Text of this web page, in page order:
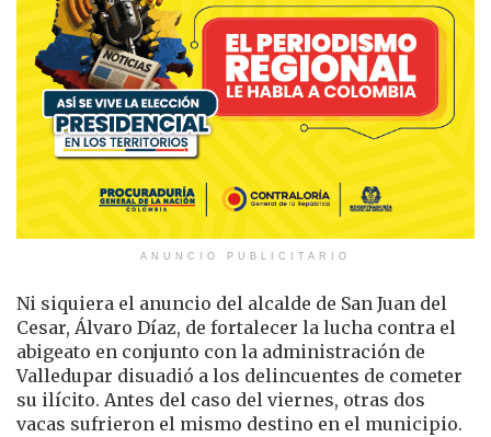
ANUNCIO PUBLICITARIO
Ni siquiera el anuncio del alcalde de San Juan del
Cesar, Álvaro Díaz, de fortalecer la lucha contra el
abigeato en conjunto con la administración de
Valledupar disuadió a los delincuentes de cometer
su ilícito. Antes del caso del viernes, otras dos
vacas sufrieron el mismo destino en el municipio.